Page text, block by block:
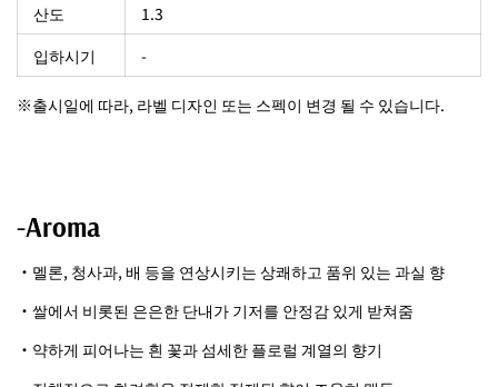
산도
1.3
입하시기
-
※출시일에 따라, 라벨 디자인 또는 스펙이 변경 될 수 있습니다.
-Aroma
・멜론, 청사과, 배 등을 연상시키는 상쾌하고 품위 있는 과실 향
・쌀에서 비롯된 은은한 단내가 기저를 안정감 있게 받쳐줌
・약하게 피어나는 흰 꽃과 섬세한 플로럴 계열의 향기